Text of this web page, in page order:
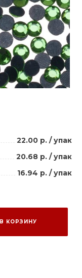
22.00 р. / упак
20.68 р. / упак
16.94 р. / упак
В КОРЗИНУ